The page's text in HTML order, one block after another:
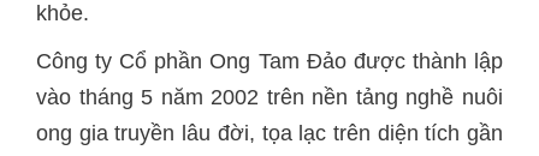
khỏe.
Công ty Cổ phần Ong Tam Đảo được thành lập
vào tháng 5 năm 2002 trên nền tảng nghề nuôi
ong gia truyền lâu đời, tọa lạc trên diện tích gần